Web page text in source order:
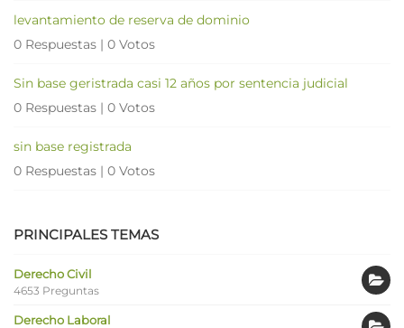
levantamiento de reserva de dominio
0 Respuestas | 0 Votos
Sin base geristrada casi 12 años por sentencia judicial
0 Respuestas | 0 Votos
sin base registrada
0 Respuestas | 0 Votos
PRINCIPALES TEMAS
Derecho Civil
4653 Preguntas
Derecho Laboral